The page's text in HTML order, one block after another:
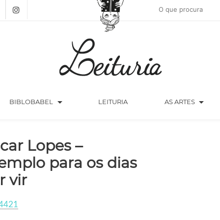
BIBLOBABEL arrow_drop_down LEITURIA AS ARTES arrow_drop_down
Lopes –
para os dias
vir